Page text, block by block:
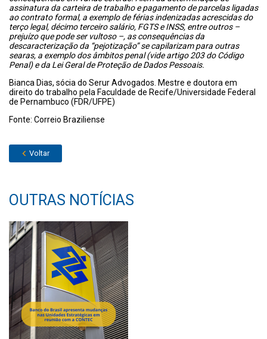
assinatura da carteira de trabalho e pagamento de parcelas ligadas
ao contrato formal, a exemplo de férias indenizadas acrescidas do
terço legal, décimo terceiro salário, FGTS e INSS, entre outros –
prejuízo que pode ser vultoso –, as consequências da
descaracterização da “pejotização” se capilarizam para outras
searas, a exemplo dos âmbitos penal (vide artigo 203 do Código
Penal) e da Lei Geral de Proteção de Dados Pessoais.
Bianca Dias, sócia do Serur Advogados. Mestre e doutora em
direito do trabalho pela Faculdade de Recife/Universidade Federal
de Pernambuco (FDR/UFPE)
Fonte: Correio Braziliense
Voltar
OUTRAS NOTÍCIAS